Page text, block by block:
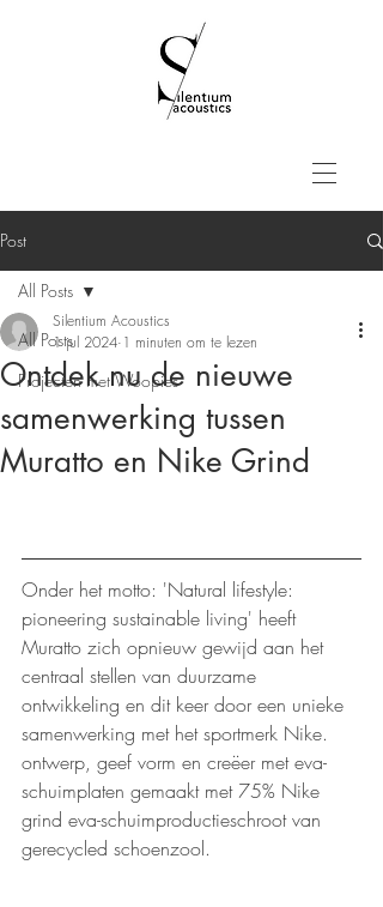
Post
All Posts
Projecten met Woopies
All Posts
Ontdek nu de nieuwe
samenwerking tussen
Muratto en Nike Grind
Silentium Acoustics
1 jul 2024 1 minuten om te lezen
Onder het motto: 'Natural lifestyle:
pioneering sustainable living' heeft
Muratto zich opnieuw gewijd aan het
centraal stellen van duurzame
ontwikkeling en dit keer door een unieke
samenwerking met het sportmerk Nike.
ontwerp, geef vorm en creëer met eva-
schuimplaten gemaakt met 75% Nike
grind eva-schuimproductieschroot van
gerecycled schoenzool.